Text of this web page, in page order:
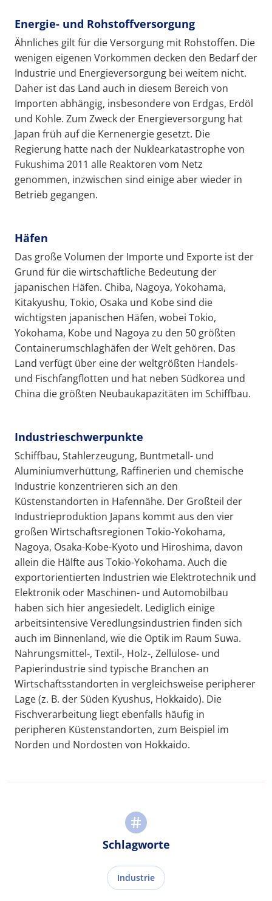
Energie- und Rohstoffversorgung
Ähnliches gilt für die Versorgung mit Rohstoffen. Die
wenigen eigenen Vorkommen decken den Bedarf der
Industrie und Energieversorgung bei weitem nicht.
Daher ist das Land auch in diesem Bereich von
Importen abhängig, insbesondere von Erdgas, Erdöl
und Kohle. Zum Zweck der Energieversorgung hat
Japan früh auf die Kernenergie gesetzt. Die
Regierung hatte nach der Nuklearkatastrophe von
Fukushima 2011 alle Reaktoren vom Netz
genommen, inzwischen sind einige aber wieder in
Betrieb gegangen.
Häfen
Das große Volumen der Importe und Exporte ist der
Grund für die wirtschaftliche Bedeutung der
japanischen Häfen. Chiba, Nagoya, Yokohama,
Kitakyushu, Tokio, Osaka und Kobe sind die
wichtigsten japanischen Häfen, wobei Tokio,
Yokohama, Kobe und Nagoya zu den 50 größten
Containerumschlaghäfen der Welt gehören. Das
Land verfügt über eine der weltgrößten Handels-
und Fischfangflotten und hat neben Südkorea und
China die größten Neubaukapazitäten im Schiffbau.
Industrieschwerpunkte
Schiffbau, Stahlerzeugung, Buntmetall- und
Aluminiumverhüttung, Raffinerien und chemische
Industrie konzentrieren sich an den
Küstenstandorten in Hafennähe. Der Großteil der
Industrieproduktion Japans kommt aus den vier
großen Wirtschaftsregionen Tokio-Yokohama,
Nagoya, Osaka-Kobe-Kyoto und Hiroshima, davon
allein die Hälfte aus Tokio-Yokohama. Auch die
exportorientierten Industrien wie Elektrotechnik und
Elektronik oder Maschinen- und Automobilbau
haben sich hier angesiedelt. Lediglich einige
arbeitsintensive Veredlungsindustrien finden sich
auch im Binnenland, wie die Optik im Raum Suwa.
Nahrungsmittel-, Textil-, Holz-, Zellulose- und
Papierindustrie sind typische Branchen an
Wirtschaftsstandorten in vergleichsweise peripherer
Lage (z. B. der Süden Kyushus, Hokkaido). Die
Fischverarbeitung liegt ebenfalls häufig in
peripheren Küstenstandorten, zum Beispiel im
Norden und Nordosten von Hokkaido.
Schlagworte
Industrie